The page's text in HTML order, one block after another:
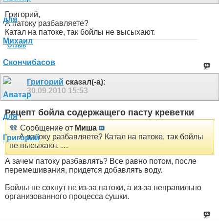
Григорий,
А патоку разбавляете?
Катал на патоке, так бойлы не высыхают.
Отзыв
Григорий сказал(-а):
30.09.2010 15:53
Рецепт бойла содержащего пасту креветки
Сообщение от Миша
… А патоку разбавляете? Катал на патоке, так бойлы
не высыхают. …
А зачем патоку разбавлять? Все равно потом, после
перемешивания, придется добавлять воду.
Бойлы не сохнут не из-за патоки, а из-за неправильно
организованного процесса сушки.